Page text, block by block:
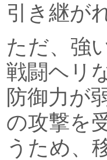
引き継が
ただ、強
戦闘ヘリ
防御力が
の攻撃を
うため、